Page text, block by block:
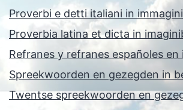
Proverbi e detti italiani in immagini
Proverbia latina et dicta in
Refranes y refranes españoles en
Spreekwoorden en gezegden in
Twentse spreekwoorden en